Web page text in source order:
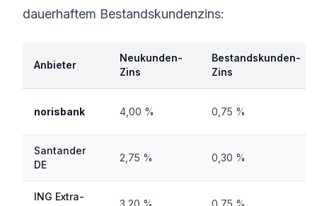
dauerhaftem Bestandskundenzins:
Anbieter
Neukunden-
Zins
Bestandskunden-
Zins
norisbank 4,00 % 0,75 %
Santander
DE
2,75 % 0,30 %
ING Extra-
3,20 % 0,75 %